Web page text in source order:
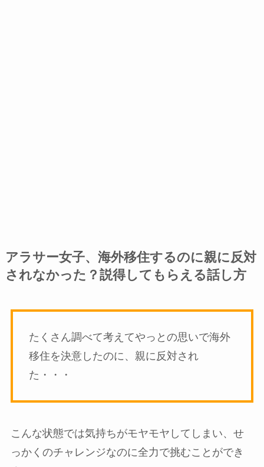
アラサー女子、海外移住するのに親に反対
されなかった？説得してもらえる話し方
たくさん調べて考えてやっとの思いで海外
移住を決意したのに、親に反対され
た・・・
こんな状態では気持ちがモヤモヤしてしまい、 せ
っかくのチャレンジなのに全力で挑むことができ